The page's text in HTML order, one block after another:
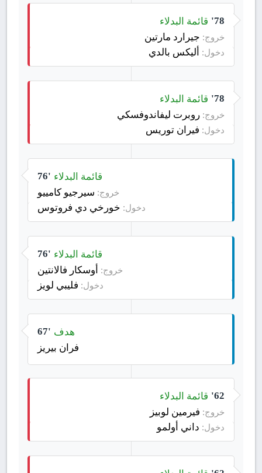
78' قائمة البدلاء
خروج: جيرارد مارتين
دخول: أليكس بالدي
78' قائمة البدلاء
خروج: روبرت ليفاندوفسكي
دخول: فيران توريس
76' قائمة البدلاء
خروج: سيرجيو كامييو
دخول: خورخي دي فروتوس
76' قائمة البدلاء
خروج: أوسكار فالانتين
دخول: فليبي لويز
67' هدف
فران بيريز
62' قائمة البدلاء
خروج: فيرمين لوبيز
دخول: داني أولمو